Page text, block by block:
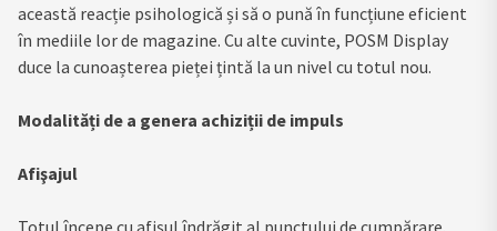
această reacție psihologică și să o pună în funcțiune eficient
în mediile lor de magazine. Cu alte cuvinte, POSM Display
duce la cunoașterea pieței țintă la un nivel cu totul nou.
Modalități de a genera achiziții de impuls
Afişajul
Totul începe cu afișul îndrăgit al punctului de cumpărare.